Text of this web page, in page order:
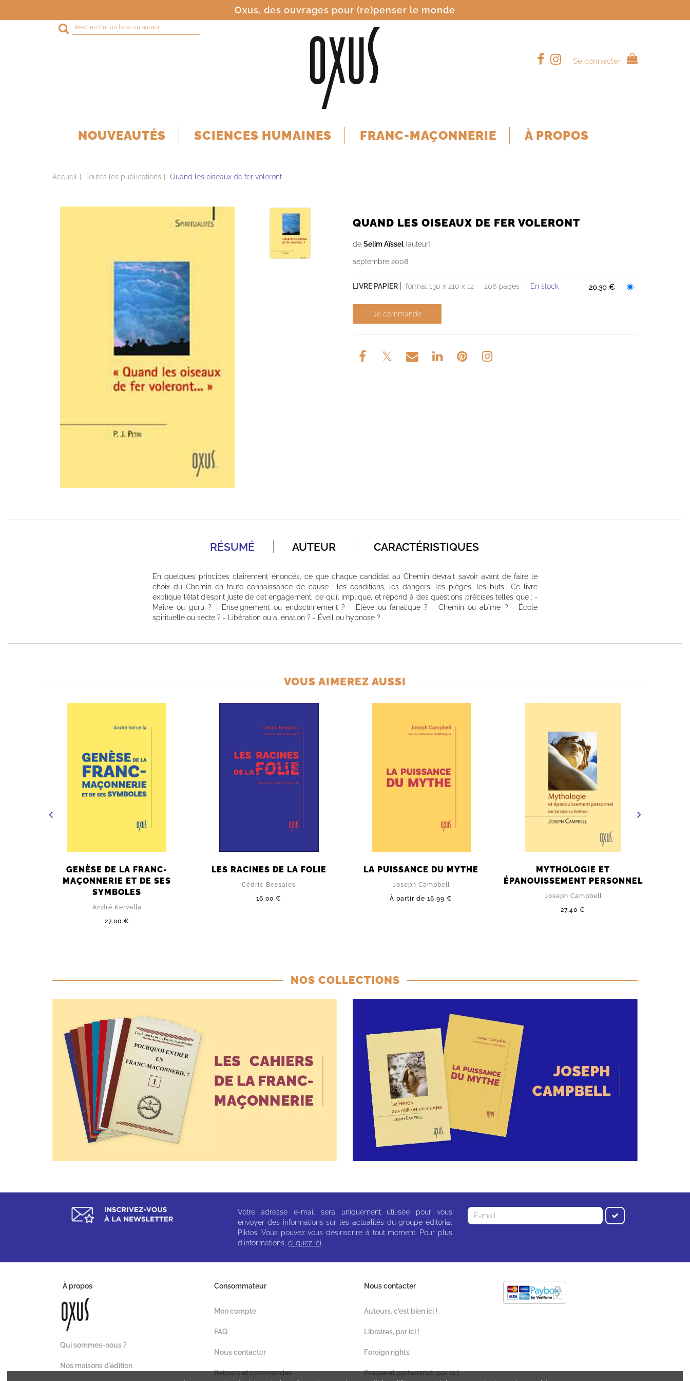
Oxus, des ouvrages pour (re)penser le monde
Rechercher
sur
Se connecter
NOUVEAUTÉS SCIENCES HUMAINES FRANC-MAÇONNERIE À PROPOS
Accueil Toutes les publications Quand les oiseaux de fer voleront
QUAND LES OISEAUX DE FER VOLERONT
de Selim Aïssel (auteur)
septembre 2008
LIVRE PAPIER format 130 x 210 x 12 206 pages En stock 20,30 €
RÉSUMÉ AUTEUR CARACTÉRISTIQUES
En quelques principes clairement énoncés, ce que chaque candidat au Chemin devrait savoir avant de faire le
choix du Chemin en toute connaissance de cause : les conditions, les dangers, les pièges, les buts... Ce livre
explique l’état d’esprit juste de cet engagement, ce qu’il implique, et répond à des questions précises telles que : -
Maître ou guru ? - Enseignement ou endoctrinement ? - Élève ou fanatique ? - Chemin ou abîme ? - École
spirituelle ou secte ? - Libération ou aliénation ? - Éveil ou hypnose ?
VOUS AIMEREZ AUSSI
GENÈSE DE LA FRANC-
MAÇONNERIE ET DE SES
SYMBOLES
André Kervella
27,00 €
LES RACINES DE LA FOLIE
Cédric Bessaies
16,00 €
LA PUISSANCE DU MYTHE
Joseph Campbell
À partir de16,99 €
MYTHOLOGIE ET
ÉPANOUISSEMENT PERSONNEL
Joseph Campbell
27,40 €
NOS COLLECTIONS
Votre adresse e-mail sera uniquement utilisée pour vous
envoyer des informations sur les actualités du groupe éditorial
Piktos. Vous pouvez vous désinscrire à tout moment. Pour plus
d'informations, cliquez ici.
À propos
Qui sommes-nous ?
Nos maisons d'édition
Consommateur
Mon compte
FAQ
Nous contacter
Retours et commandes
Nous contacter
Auteurs, c'est bien ici !
Libraires, par ici !
Foreign rights
Presse et partenariat, par là !